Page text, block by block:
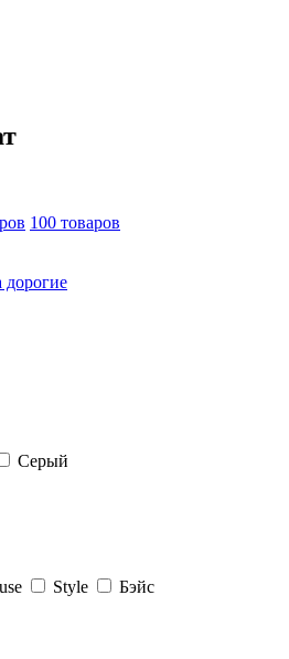
100 товаров
дорогие
Серый
Style
Бэйс